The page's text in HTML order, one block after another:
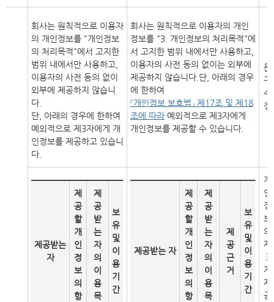
회사는 원칙적으로 이용자
의 개인정보를 "개인정보
의 처리목적"에서 고지한
범위 내에서만 사용하고,
이용자의 사전 동의 없이
외부에 제공하지 않습니
다.
단, 아래의 경우에 한하여
예외적으로 제3자에게 개
인정보를 제공하고 있습니
다.
회사는 원칙적으로 이용자의 개인
정보를 "3. 개인정보의 처리목적"에
서 고지한 범위 내에서만 사용하고,
이용자의 사전 동의 없이는 외부에
제공하지 않습니다.단, 아래의 경우
에 한하여
『개인정보 보호법』 제17조 및 제18
조에 따라 예외적으로 제3자에게
개인정보를 제공할 수 있습니다.
문
구
수
정
제공받는
자
제
공
할
개
인
정
보
의
항
제
공
받
는
자
의
이
용
목
보
유
및
이
용
기
간
제공받는 자
제
공
할
개
인
정
보
의
항
제
공
받
는
자
의
이
용
목
제
공
근
거
보
유
및
이
용
기
간
개
인
정
보
의
제
3
자
제
공